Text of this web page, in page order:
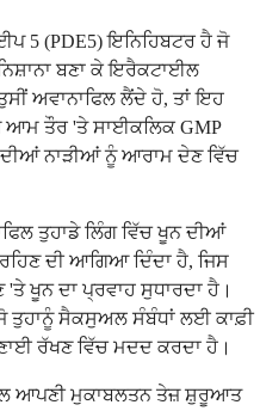
5 (PDE5) ਇਨਿਹਿਬਟਰ ਹੈ ਜੋ
ਬਣਾ ਕੇ ਇਰੈਕਟਾਈਲ
ਅਵਾਨਾਫਿਲ ਲੈਂਦੇ ਹੋ, ਤਾਂ ਇਹ
ਆਮ ਤੌਰ 'ਤੇ ਸਾਈਕਲਿਕ GMP
ਨਾੜੀਆਂ ਨੂੰ ਆਰਾਮ ਦੇਣ ਵਿੱਚ
ਤੁਹਾਡੇ ਲਿੰਗ ਵਿੱਚ ਖੂਨ ਦੀਆਂ
ਦੀ ਆਗਿਆ ਦਿੰਦਾ ਹੈ, ਜਿਸ
ਖੂਨ ਦਾ ਪ੍ਰਵਾਹ ਸੁਧਾਰਦਾ ਹੈ।
ਸੈਕਸੁਅਲ ਸੰਬੰਧਾਂ ਲਈ ਕਾਫ਼ੀ
ਰੱਖਣ ਵਿੱਚ ਮਦਦ ਕਰਦਾ ਹੈ।
ਆਪਣੀ ਮੁਕਾਬਲਤਨ ਤੇਜ਼ ਸ਼ੁਰੂਆਤ